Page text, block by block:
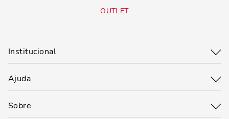
OUTLET
Institucional
Ajuda
Sobre